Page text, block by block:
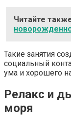
Читайте
Такие занятия
социальный
ума и хорошего
Релакс и
моря